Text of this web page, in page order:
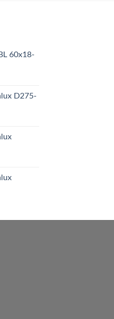
60x18-
D275-